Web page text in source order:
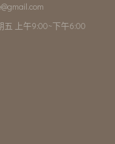
上午9:00~下午6:00